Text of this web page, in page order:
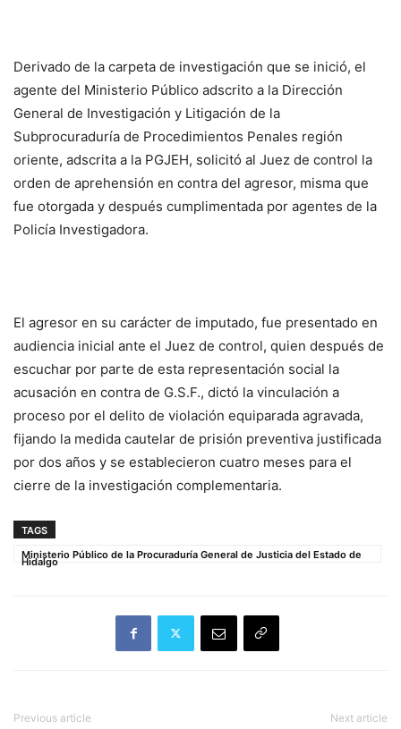
Derivado de la carpeta de investigación que se inició, el
agente del Ministerio Público adscrito a la Dirección
General de Investigación y Litigación de la
Subprocuraduría de Procedimientos Penales región
oriente, adscrita a la PGJEH, solicitó al Juez de control la
orden de aprehensión en contra del agresor, misma que
fue otorgada y después cumplimentada por agentes de la
Policía Investigadora.
El agresor en su carácter de imputado, fue presentado en
audiencia inicial ante el Juez de control, quien después de
escuchar por parte de esta representación social la
acusación en contra de G.S.F., dictó la vinculación a
proceso por el delito de violación equiparada agravada,
fijando la medida cautelar de prisión preventiva justificada
por dos años y se establecieron cuatro meses para el
cierre de la investigación complementaria.
TAGS
Ministerio Público de la Procuraduría General de Justicia del Estado de
Hidalgo
Previous article Next article